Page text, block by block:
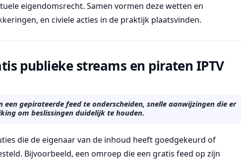
eigendomsrecht. Samen vormen deze wetten en
en civiele acties in de praktijk plaatsvinden.
publieke streams en piraten IPTV
gepirateerde feed te onderscheiden, snelle aanwijzingen die er
om beslissingen duidelijk te houden.
die de eigenaar van de inhoud heeft goedgekeurd of
Bijvoorbeeld, een omroep die een gratis feed op zijn